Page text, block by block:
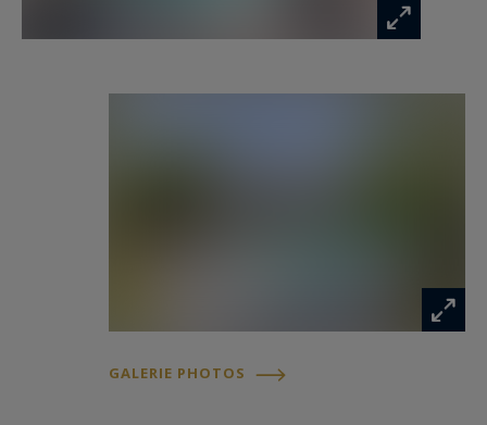
www.georisques.gouv.fr
GALERIE PHOTOS